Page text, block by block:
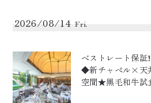
2026/08/14 Fri.
ベストレート保
◆新チャペル×天
空間★黒毛和牛試